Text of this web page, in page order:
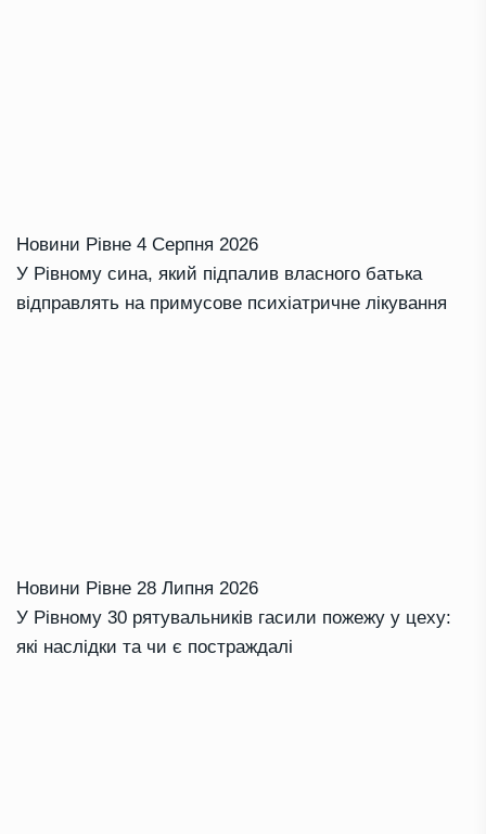
Новини Рівне 4 Серпня 2026
У Рівному сина, який підпалив власного батька
відправлять на примусове психіатричне лікування
Новини Рівне 28 Липня 2026
У Рівному 30 рятувальників гасили пожежу у цеху:
які наслідки та чи є постраждалі